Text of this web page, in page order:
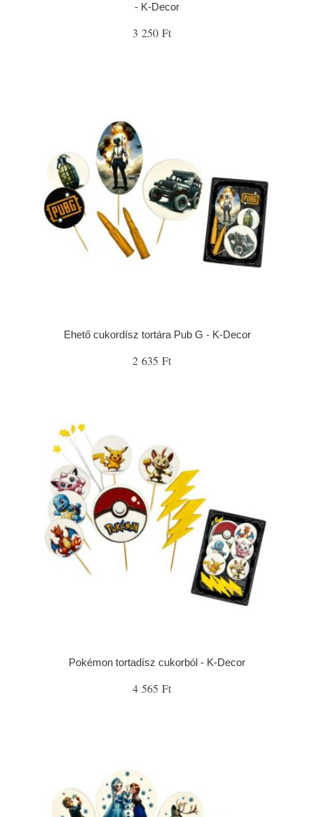
- K-Decor
3 250 Ft
Ehető cukordísz tortára Pub G - K-Decor
2 635 Ft
Pokémon tortadísz cukorból - K-Decor
4 565 Ft